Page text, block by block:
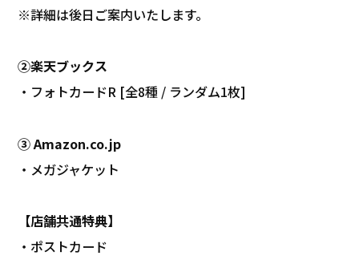
※詳細は後日ご案内いたします。
②楽天ブックス
・フォトカードR [全8種 / ランダム1枚]
③ Amazon.co.jp
・メガジャケット
【店舗共通特典】
・ポストカード